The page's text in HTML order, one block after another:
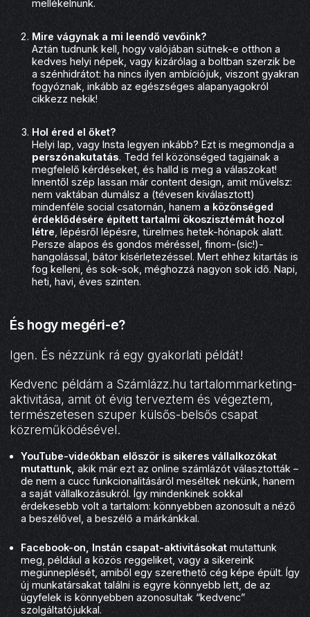
mellékelnünk.
Mire vágynak a mi leendő vevőink?
Aztán tudnunk kell, hogy valójában sütnek-e otthon a
kedves helyi népek, vagy kizárólag a boltban szerzik be
a szénhidrátot: ha nincs ilyen ambíciójuk, viszont gyakran
fogyóznak, inkább az egészséges alapanyagokról
cikkezz nekik!
Hol éred el őket?
Helyi lap, vagy Insta legyen inkább? Ezt is megmondja a
perszónakutatás. Tedd fel közönséged tagjainak a
megfelelő kérdéseket, és halld is meg a válaszokat!
Innentől szép lassan már content design, amit művelsz:
nem vaktában dumálsz a (tévesen kiválasztott)
mindenféle social csatornán, hanem a közönséged
érdeklődésére építetttartalmi ökoszisztémát hozol
létre , lépésről lépésre, türelmes hetek-hónapok alatt.
Persze alapos és gondos méréssel, finom-(sic!)-
hangolással, bátor kísérletezéssel. Mert ehhez kitartás is
fog kelleni, és sok-sok, méghozzá nagyon sok idő. Napi,
heti, havi, éves szinten.
És hogy megéri-e?
Igen. És nézzünk rá egy gyakorlati példát!
Kedvenc példám a Számlázz.hu tartalommarketing-
aktivitása, amit öt évig terveztem és végeztem,
természetesen szuper külsős-belsős csapat
közreműködésével.
YouTube-videókban először is sikeres vállalkozókat
mutattunk,akik már ezt az online számlázót választották –
de nem a cucc funkcionalitásáról meséltek nekünk, hanem
a saját vállalkozásukról. Így mindenkinek sokkal
érdekesebb volt a tartalom: könnyebben azonosult a néző
a beszélővel, a beszélő a márkánkkal.
Facebook-on, Instán csapat-aktivitásokatmutattunk
meg, például a közös reggeliket, vagy a sikereink
megünneplését, amiből egy szerethető cég képe épült. Így
új munkatársakat találni is egyre könnyebb lett, de az
ügyfelek is könnyebben azonosultak “kedvenc”
szolgáltatójukkal.